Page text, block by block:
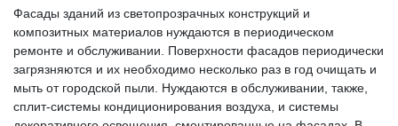
Фасады зданий из светопрозрачных конструкций и
композитных материалов нуждаются в периодическом
ремонте и обслуживании. Поверхности фасадов периодически
загрязняются и их необходимо несколько раз в год очищать и
мыть от городской пыли. Нуждаются в обслуживании, также,
сплит-системы кондиционирования воздуха, и системы